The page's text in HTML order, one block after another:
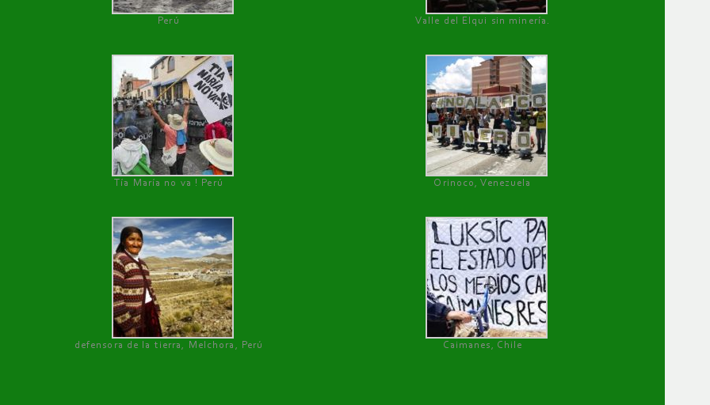
Perú Valle del Elqui sin minería.
Tía María no va ! Perú Orinoco, Venezuela
defensora de la tierra, Melchora, Perú Caimanes, Chile